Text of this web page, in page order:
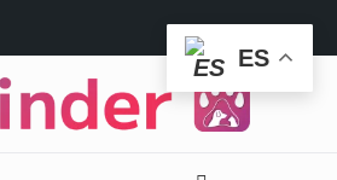
ES